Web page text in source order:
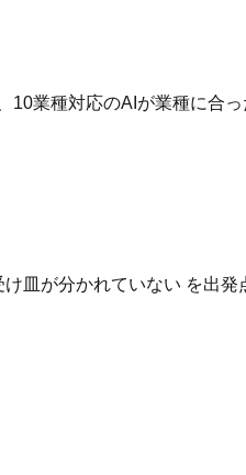
業種対応のAIが業種に合
皿が分かれていない を出